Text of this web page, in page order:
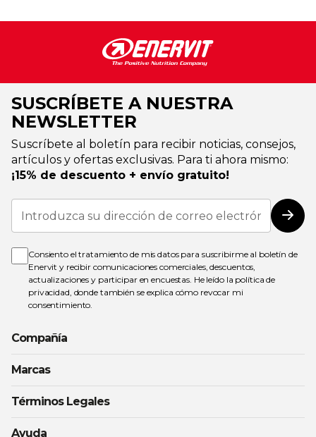
SUSCRÍBETE A NUESTRA
NEWSLETTER
Suscríbete al boletín para recibir noticias, consejos,
artículos y ofertas exclusivas. Para ti ahora mismo:
¡15% de descuento + envío gratuito!
Inscríbase
nuestro
de
noticias:
Consiento el tratamiento de mis datos para suscribirme al boletín de
Enervit y recibir comunicaciones comerciales, descuentos,
actualizaciones y participar en encuestas. He leído la política de
privacidad, donde también se explica cómo revocar mi
consentimiento.
Compañía
Marcas
Términos Legales
Ayuda